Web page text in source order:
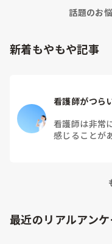
異動の声がかかる前
話題のお
新着もやもや記事
看護師がつら
看護師は非常
感じることが
最近のリアルアンケ